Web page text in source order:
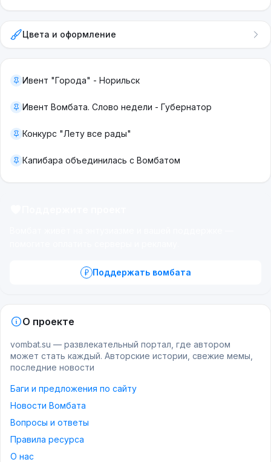
Цвета и оформление
Ивент "Города" - Норильск
Ивент Вомбата. Слово недели - Губернатор
Конкурс "Лету все рады"
Капибара объединилась с Вомбатом
Поддержать вомбата
О проекте
vombat.su — развлекательный портал, где автором
может стать каждый. Авторские истории, свежие мемы,
последние новости
Баги и предложения по сайту
Новости Вомбата
Вопросы и ответы
Правила ресурса
О нас